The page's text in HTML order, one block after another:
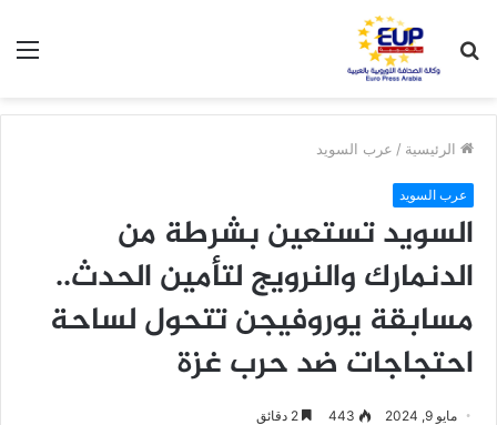
عن
الرئيسية / عرب السويد
عرب السويد
السويد تستعين بشرطة من
الدنمارك والنرويج لتأمين الحدث..
مسابقة يوروفيجن تتحول لساحة
احتجاجات ضد حرب غزة
مايو 9, 2024 443